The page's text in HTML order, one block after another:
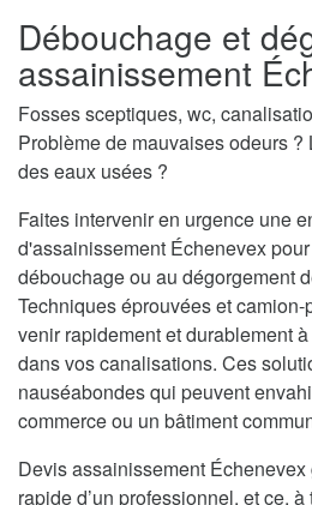
Débouchage et
assainissement
Fosses sceptiques, wc,
Problème de mauvaises odeurs
des eaux usées ?
Faites intervenir en urgence une
d'assainissement Échenevex
débouchage ou au dégorgement
Techniques éprouvées et
venir rapidement et durablement
dans vos canalisations. Ces
nauséabondes qui peuvent
commerce ou un bâtiment
Devis assainissement
rapide d’un professionnel, et ce,